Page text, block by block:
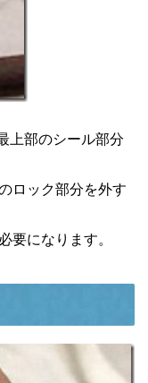
上部のシール部分
ロック部分を外す
要になります。